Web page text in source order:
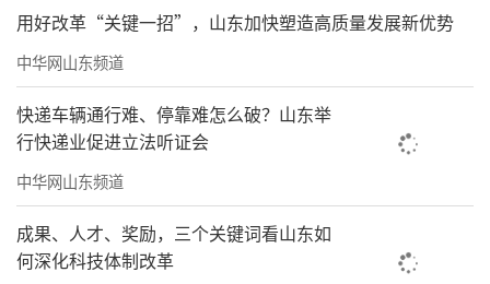
用好改革“关键一招”，山东加快塑造高质量发展新优势
中华网山东频道
快递车辆通行难、停靠难怎么破？山东举
行快递业促进立法听证会
中华网山东频道
成果、人才、奖励，三个关键词看山东如
何深化科技体制改革